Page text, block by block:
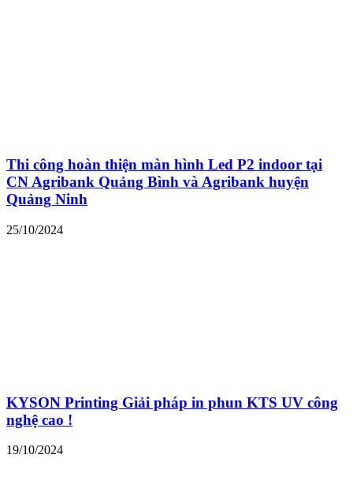
Thi công hoàn thiện màn hình Led P2 indoor tại
CN Agribank Quảng Bình và Agribank huyện
Quảng Ninh
25/10/2024
KYSON Printing Giải pháp in phun KTS UV công
nghệ cao !
19/10/2024